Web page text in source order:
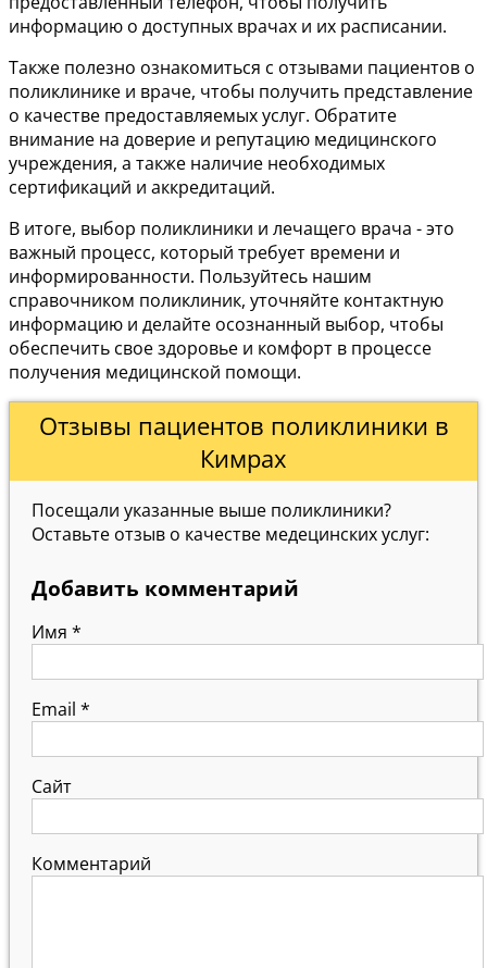
информацию о доступных врачах и их расписании.
Также полезно ознакомиться с отзывами пациентов о
поликлинике и враче, чтобы получить представление
о качестве предоставляемых услуг. Обратите
внимание на доверие и репутацию медицинского
учреждения, а также наличие необходимых
сертификаций и аккредитаций.
В итоге, выбор поликлиники и лечащего врача - это
важный процесс, который требует времени и
информированности. Пользуйтесь нашим
справочником поликлиник, уточняйте контактную
информацию и делайте осознанный выбор, чтобы
обеспечить свое здоровье и комфорт в процессе
получения медицинской помощи.
Отзывы пациентов поликлиники в
Кимрах
Посещали указанные выше поликлиники?
Оставьте отзыв о качестве медецинских услуг:
Добавить комментарий
Имя *
Email *
Сайт
Комментарий